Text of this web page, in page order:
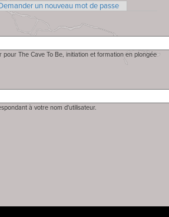
actif) un nouveau mot de passe
pour The Cave To Be, initiation et formation en plongée
à votre nom d'utilisateur.